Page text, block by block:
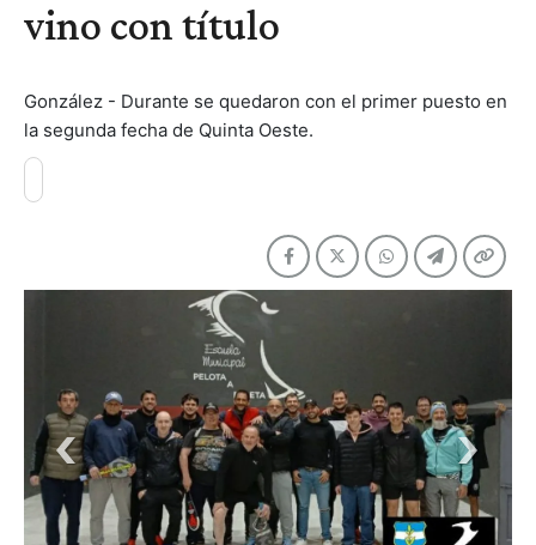
vino con título
González - Durante se quedaron con el primer puesto en
la segunda fecha de Quinta Oeste.